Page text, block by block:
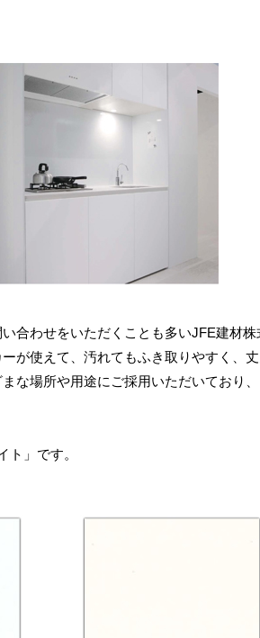
合わせをいただくことも多いJFE建材株
が使えて、汚れてもふき取りやすく、
な場所や用途にご採用いただいており
」です。